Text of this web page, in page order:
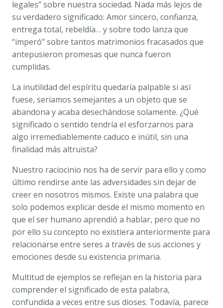
legales” sobre nuestra sociedad. Nada más lejos de
su verdadero significado: Amor sincero, confianza,
entrega total, rebeldía… y sobre todo lanza que
“imperó” sobre tantos matrimonios fracasados que
antepusieron promesas que nunca fueron
cumplidas.
La inutilidad del espíritu quedaría palpable si así
fuese, seriamos semejantes a un objeto que se
abandona y acaba desechándose solamente. ¿Qué
significado o sentido tendría el esforzarnos para
algo irremediablemente caduco e inútil, sin una
finalidad más altruista?
Nuestro raciocinio nos ha de servir para ello y como
último rendirse ante las adversidades sin dejar de
creer en nosotros mismos. Existe una palabra que
solo podemos explicar desde el mismo momento en
que el ser humano aprendió a hablar, pero que no
por ello su concepto no existiera anteriormente para
relacionarse entre seres a través de sus acciones y
emociones desde su existencia primaria.
Multitud de ejemplos se reflejan en la historia para
comprender el significado de esta palabra,
confundida a veces entre sus dioses. Todavía, parece